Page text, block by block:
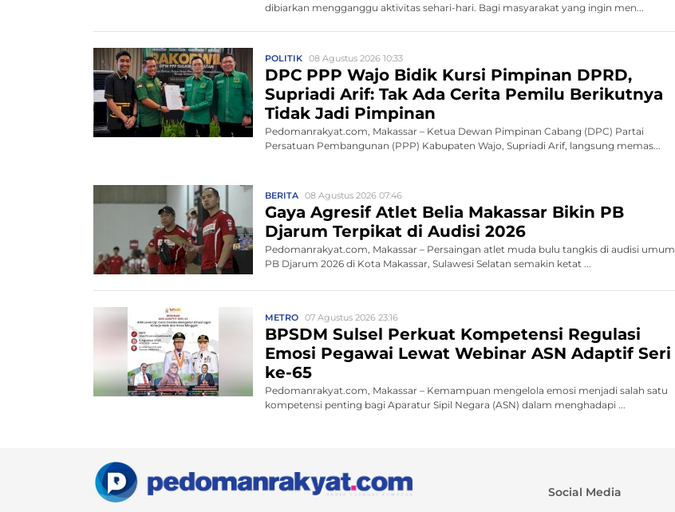
dibiarkan mengganggu aktivitas sehari-hari. Bagi masyarakat yang ingin men...
POLITIK 08 Agustus 2026 10:33
DPC PPP Wajo Bidik Kursi Pimpinan DPRD,
Supriadi Arif: Tak Ada Cerita Pemilu Berikutnya
Tidak Jadi Pimpinan
Pedomanrakyat.com, Makassar – Ketua Dewan Pimpinan Cabang (DPC) Partai
Persatuan Pembangunan (PPP) Kabupaten Wajo, Supriadi Arif, langsung memas...
BERITA 08 Agustus 2026 07:46
Gaya Agresif Atlet Belia Makassar Bikin PB
Djarum Terpikat di Audisi 2026
Pedomanrakyat.com, Makassar – Persaingan atlet muda bulu tangkis di audisi umum
PB Djarum 2026 di Kota Makassar, Sulawesi Selatan semakin ketat ...
METRO 07 Agustus 2026 23:16
BPSDM Sulsel Perkuat Kompetensi Regulasi
Emosi Pegawai Lewat Webinar ASN Adaptif Seri
ke-65
Pedomanrakyat.com, Makassar – Kemampuan mengelola emosi menjadi salah satu
kompetensi penting bagi Aparatur Sipil Negara (ASN) dalam menghadapi ...
Social Media